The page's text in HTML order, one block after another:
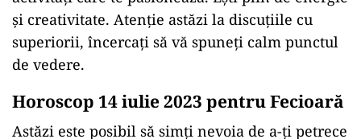
și creativitate. Atenție astăzi la discuțiile cu
superiorii, încercați să vă spuneți calm punctul
de vedere.
Horoscop 14 iulie 2023 pentru Fecioară
Astăzi este posibil să simți nevoia de a-ți petrece